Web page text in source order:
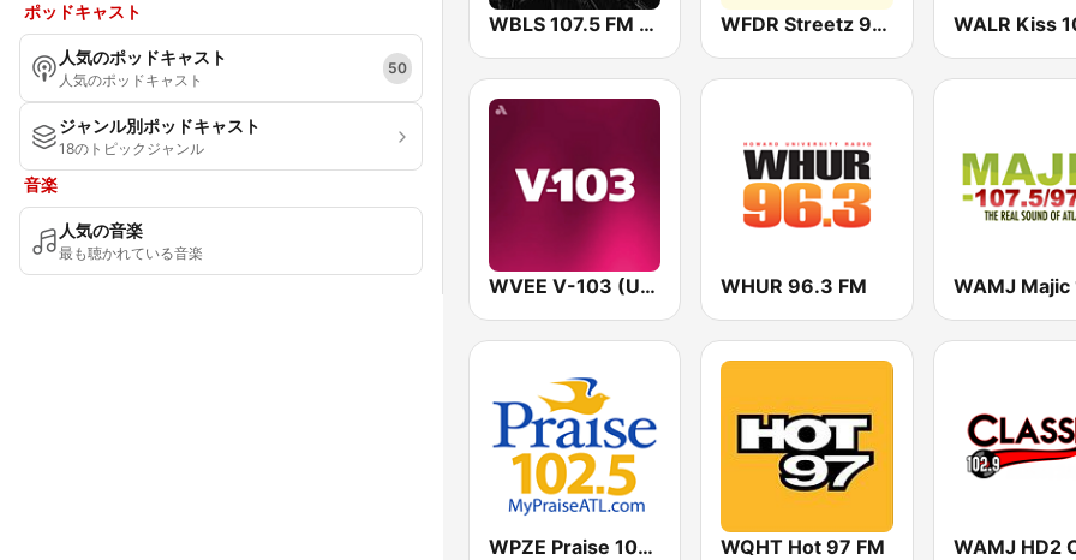
ポッドキャスト
人気のポッドキャスト
人気のポッドキャスト
50
ジャンル別ポッドキャスト
18のトピックジャンル
音楽
人気の音楽
最も聴かれている音楽
WBLS 107.5 FM (US Only) WFDR Streetz 94.5 FM
WVEE V-103 (US Only) WHUR 96.3 FM
WPZE Praise 102.5 FM (US Only) WQHT Hot 97 FM